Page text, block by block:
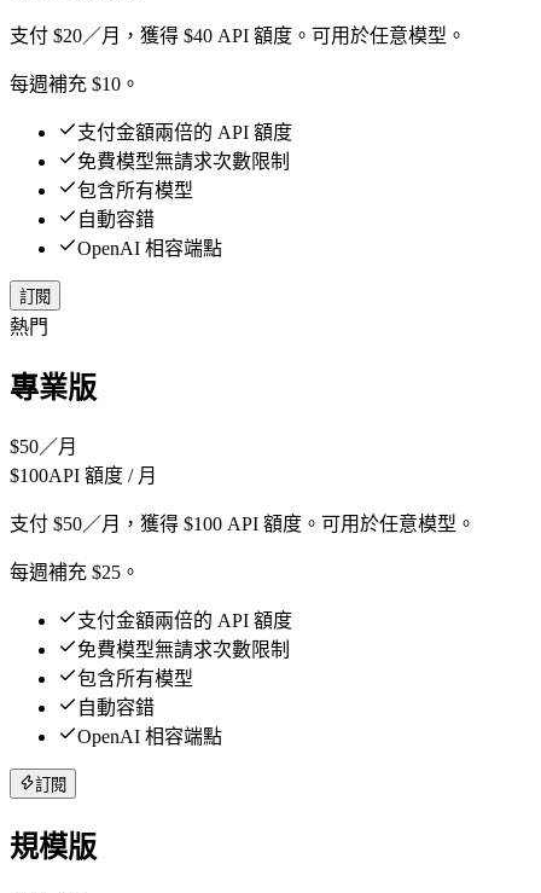
支付 $20／月，獲得 $40 API 額度。可用於任意模型。
每週補充 $10。
支付金額兩倍的 API 額度
免費模型無請求次數限制
包含所有模型
自動容錯
OpenAI 相容端點
訂閱
熱門
專業版
$50／月
$100API 額度 / 月
支付 $50／月，獲得 $100 API 額度。可用於任意模型。
每週補充 $25。
支付金額兩倍的 API 額度
免費模型無請求次數限制
包含所有模型
自動容錯
OpenAI 相容端點
訂閱
規模版